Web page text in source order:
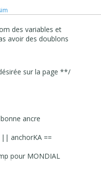
des variables et
avoir des doublons
sur la page **/
ancre
|| anchorKA ==
pour MONDIAL